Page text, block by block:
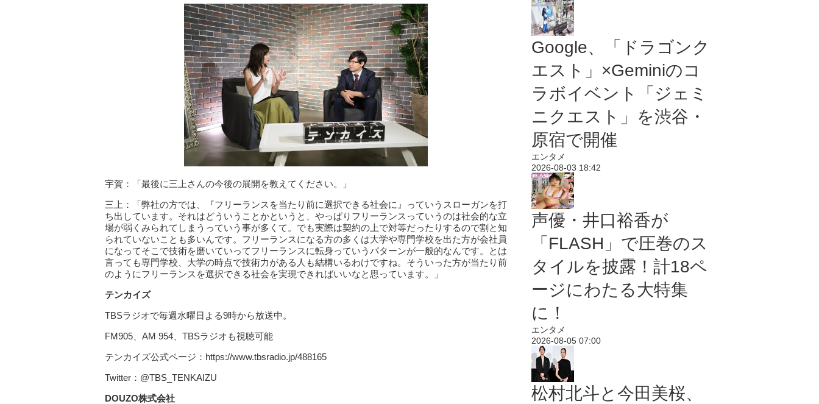
宇賀：「最後に三上さんの今後の展開を教えてください。」
三上：「弊社の方では、『フリーランスを当たり前に選択できる社会に』っていうスローガンを打
ち出しています。それはどういうことかというと、やっぱりフリーランスっていうのは社会的な立
場が弱くみられてしまうっていう事が多くて。でも実際は契約の上で対等だったりするので割と知
られていないことも多いんです。フリーランスになる方の多くは大学や専門学校を出た方が会社員
になってそこで技術を磨いていってフリーランスに転身っていうパターンが一般的なんです。とは
言っても専門学校、大学の時点で技術力がある人も結構いるわけですね。そういった方が当たり前
のようにフリーランスを選択できる社会を実現できればいいなと思っています。」
テンカイズ
TBSラジオで毎週水曜日よる9時から放送中。
FM905、AM 954、TBSラジオも視聴可能
テンカイズ公式ページ：https://www.tbsradio.jp/488165
Twitter：@TBS_TENKAIZU
DOUZO株式会社
Google、「ドラゴンク
エスト」×Geminiのコ
ラボイベント「ジェミ
ニクエスト」を渋谷・
原宿で開催
エンタメ
2026-08-03 18:42
声優・井口裕香が
「FLASH」で圧巻のス
タイルを披露！計18ペ
ージにわたる大特集
に！
エンタメ
2026-08-05 07:00
松村北斗と今田美桜、